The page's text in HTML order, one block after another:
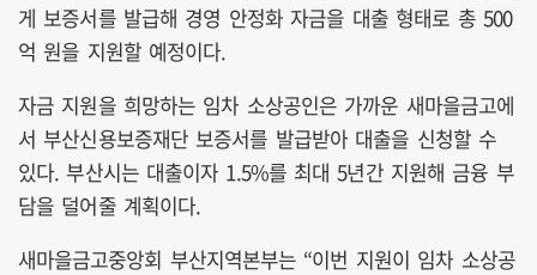
게 보증서를 발급해 경영 안정화 자금을 대출 형태로 총 500
억 원을 지원할 예정이다.
자금 지원을 희망하는 임차 소상공인은 가까운 새마을금고에
서 부산신용보증재단 보증서를 발급받아 대출을 신청할 수
있다. 부산시는 대출이자 1.5%를 최대 5년간 지원해 금융 부
담을 덜어줄 계획이다.
새마을금고중앙회 부산지역본부는 “이번 지원이 임차 소상공